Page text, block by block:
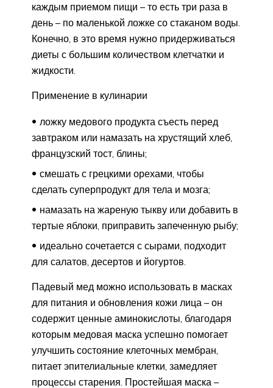
каждым приемом пищи – то есть три раза в
день – по маленькой ложке со стаканом воды.
Конечно, в это время нужно придерживаться
диеты с большим количеством клетчатки и
жидкости.
Применение в кулинарии
ложку медового продукта съесть перед
завтраком или намазать на хрустящий хлеб,
французский тост, блины;
смешать с грецкими орехами, чтобы
сделать суперпродукт для тела и мозга;
намазать на жареную тыкву или добавить в
тертые яблоки, приправить запеченную рыбу;
идеально сочетается с сырами, подходит
для салатов, десертов и йогуртов.
Падевый мед можно использовать в масках
для питания и обновления кожи лица – он
содержит ценные аминокислоты, благодаря
которым медовая маска успешно помогает
улучшить состояние клеточных мембран,
питает эпителиальные клетки, замедляет
процессы старения. Простейшая маска –